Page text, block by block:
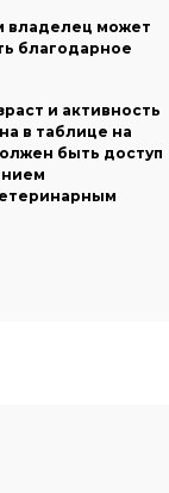
владелец может
благодарное
и активность
в таблице на
быть доступ